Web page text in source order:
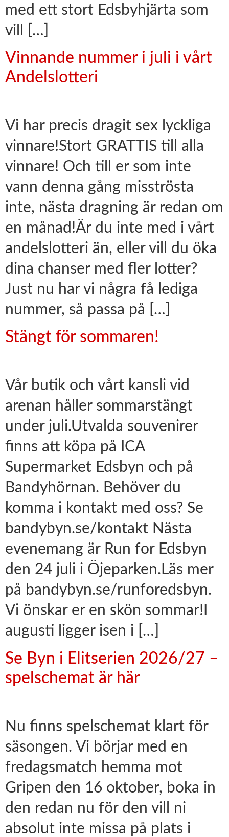
med ett stort Edsbyhjärta som
vill […]
Vinnande nummer i juli i vårt
Andelslotteri
Vi har precis dragit sex lyckliga
vinnare!Stort GRATTIS till alla
vinnare! Och till er som inte
vann denna gång misströsta
inte, nästa dragning är redan om
en månad!Är du inte med i vårt
andelslotteri än, eller vill du öka
dina chanser med fler lotter?
Just nu har vi några få lediga
nummer, så passa på […]
Stängt för sommaren!
Vår butik och vårt kansli vid
arenan håller sommarstängt
under juli.Utvalda souvenirer
finns att köpa på ICA
Supermarket Edsbyn och på
Bandyhörnan. Behöver du
komma i kontakt med oss? Se
bandybyn.se/kontakt Nästa
evenemang är Run for Edsbyn
den 24 juli i Öjeparken.Läs mer
på bandybyn.se/runforedsbyn.
Vi önskar er en skön sommar!I
augusti ligger isen i […]
Se Byn i Elitserien 2026/27 –
spelschemat är här
Nu finns spelschemat klart för
säsongen. Vi börjar med en
fredagsmatch hemma mot
Gripen den 16 oktober, boka in
den redan nu för den vill ni
absolut inte missa på plats i